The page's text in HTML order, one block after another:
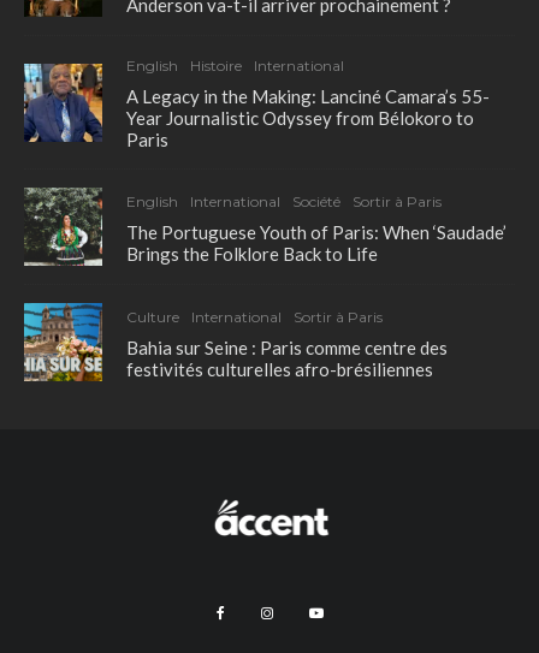
English Histoire International
A Legacy in the Making: Lanciné Camara’s 55-
Year Journalistic Odyssey from Bélokoro to
Paris
English International Société Sortir à Paris
The Portuguese Youth of Paris: When ‘Saudade’
Brings the Folklore Back to Life
Culture International Sortir à Paris
Bahia sur Seine : Paris comme centre des
festivités culturelles afro-brésiliennes